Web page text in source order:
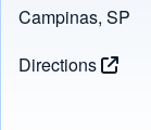
Campinas, SP
Directions